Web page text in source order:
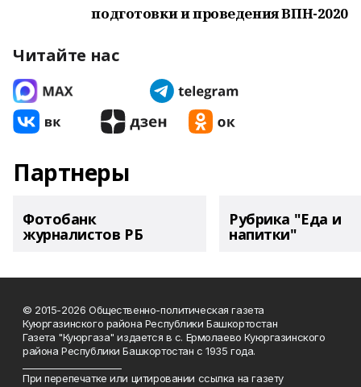
подготовки и проведения ВПН-2020
Читайте нас
Партнеры
Фотобанк
журналистов РБ
Рубрика "Еда и
напитки"
© 2015-2026 Общественно-политическая газета
Куюргазинского района Республики Башкортостан
Газета "Куюргаза" издается в с. Ермолаево Куюргазинского
района Республики Башкортостан с 1935 года.
При перепечатке или цитировании ссылка на газету